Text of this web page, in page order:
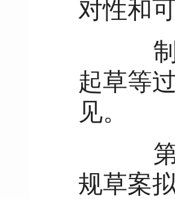
对性和
制
起草等
见。
第
规草案